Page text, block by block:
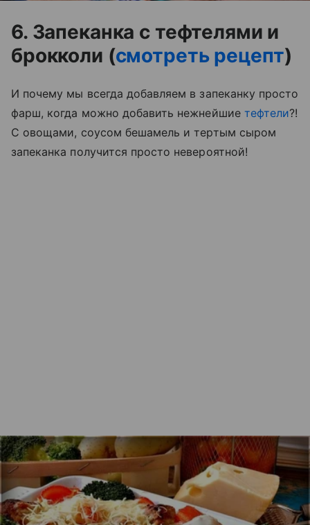
6. Запеканка с тефтелями и
брокколи (смотреть рецепт)
И почему мы всегда добавляем в запеканку просто
фарш, когда можно добавить нежнейшие тефтели?!
С овощами, соусом бешамель и тертым сыром
запеканка получится просто невероятной!